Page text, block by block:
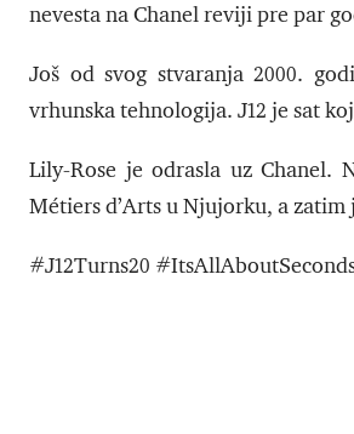
nevesta na Chanel reviji pre par
Još od svog stvaranja 2000.
vrhunska tehnologija. J12 je sat
Lily-Rose je odrasla uz Chanel.
Métiers d’Arts u Njujorku, a zatim
#J12Turns20